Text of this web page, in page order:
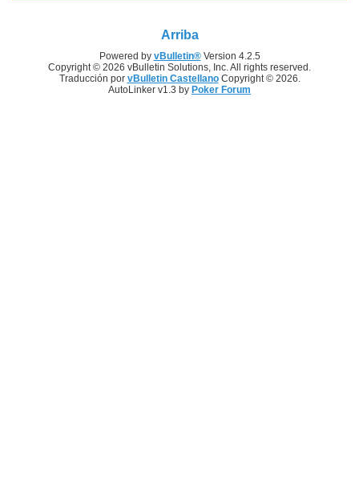
Arriba
Powered by vBulletin®Version 4.2.5
Copyright © 2026 vBulletin Solutions, Inc. All rights reserved.
Traducción por vBulletin CastellanoCopyright © 2026.
AutoLinker v1.3 by Poker Forum